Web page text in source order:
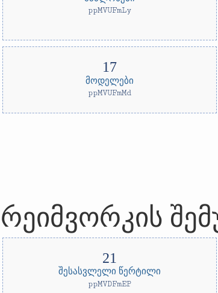
ppMVUFmLy
მოდელები
ppMVUFmMd
შესასვლელი წერტილი
ppMVDFmEP